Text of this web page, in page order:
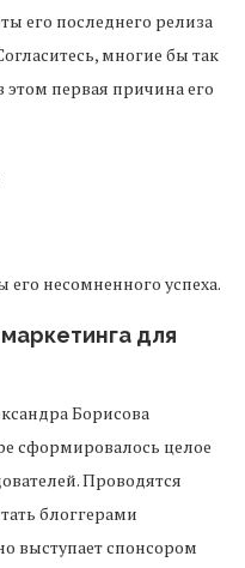
его последнего релиза
многие бы так
этом первая причина его
несомненного успеха.
для
Борисова
сформировалось целое
Проводятся
блоггерами
выступает спонсором